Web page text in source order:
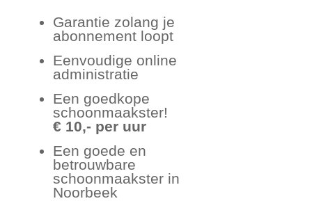
Garantie zolang je
abonnement loopt
Eenvoudige online
administratie
Een goedkope
schoonmaakster!
€ 10,- per uur
Een goede en
betrouwbare
schoonmaakster in
Noorbeek